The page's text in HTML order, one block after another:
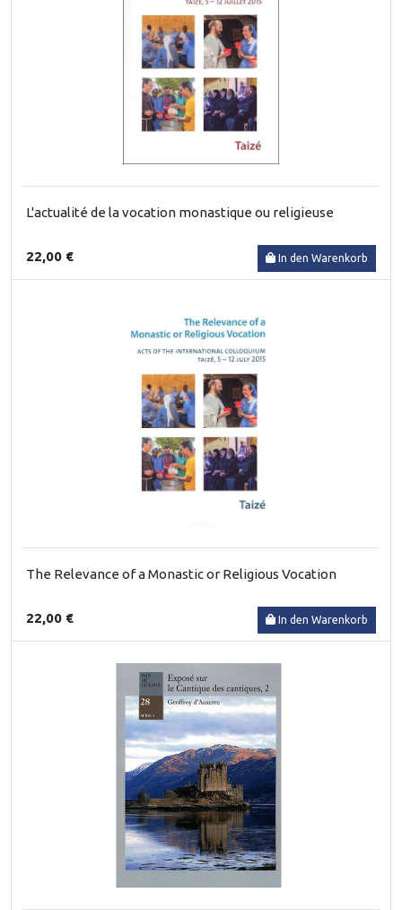
L'actualité de la vocation monastique ou religieuse
22,00 € In den Warenkorb
The Relevance of a Monastic or Religious Vocation
22,00 € In den Warenkorb